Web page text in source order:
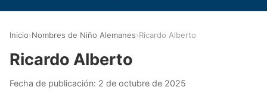
Inicio›Nombres de Niño Alemanes›Ricardo Alberto
Ricardo Alberto
Fecha de publicación: 2 de octubre de 2025